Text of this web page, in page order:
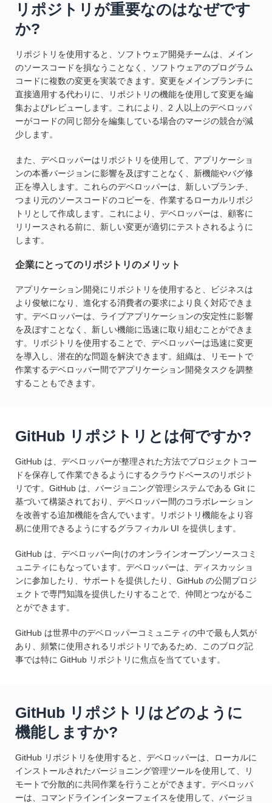
リポジトリが重要なのはなぜです
か?
リポジトリを使用すると、ソフトウェア開発チームは、メイン
のソースコードを損なうことなく、ソフトウェアのプログラム
コードに複数の変更を実装できます。変更をメインブランチに
直接適用する代わりに、リポジトリの機能を使用して変更を編
集およびレビューします。これにより、2 人以上のデベロッパ
ーがコードの同じ部分を編集している場合のマージの競合が減
少します。
また、デベロッパーはリポジトリを使用して、アプリケーショ
ンの本番バージョンに影響を及ぼすことなく、新機能やバグ修
正を導入します。これらのデベロッパーは、新しいブランチ、
つまり元のソースコードのコピーを、作業するローカルリポジ
トリとして作成します。これにより、デベロッパーは、顧客に
リリースされる前に、新しい変更が適切にテストされるように
します。
企業にとってのリポジトリのメリット
アプリケーション開発にリポジトリを使用すると、ビジネスは
より俊敏になり、進化する消費者の要求により良く対応できま
す。デベロッパーは、ライブアプリケーションの安定性に影響
を及ぼすことなく、新しい機能に迅速に取り組むことができま
す。リポジトリを使用することで、デベロッパーは迅速に変更
を導入し、潜在的な問題を解決できます。組織は、リモートで
作業するデベロッパー間でアプリケーション開発タスクを調整
することもできます。
GitHub リポジトリとは何ですか?
GitHub は、デベロッパーが整理された方法でプロジェクトコー
ドを保存して作業できるようにするクラウドベースのリポジト
リです。GitHub は、バージョニング管理システムである Git に
基づいて構築されており、デベロッパー間のコラボレーション
を改善する追加機能を含んでいます。リポジトリ機能をより容
易に使用できるようにするグラフィカル UI を提供します。
GitHub は、デベロッパー向けのオンラインオープンソースコミ
ュニティにもなっています。デベロッパーは、ディスカッショ
ンに参加したり、サポートを提供したり、GitHub の公開プロジ
ェクトで専門知識を提供したりすることで、仲間とつながるこ
とができます。
GitHub は世界中のデベロッパーコミュニティの中で最も人気が
あり、頻繁に使用されるリポジトリであるため、このブログ記
事では特に GitHub リポジトリに焦点を当てています。
GitHub リポジトリはどのように
機能しますか?
GitHub リポジトリを使用すると、デベロッパーは、ローカルに
インストールされたバージョニング管理ツールを使用して、リ
モートで分散的に共同作業を行うことができます。デベロッパ
ーは、コマンドラインインターフェイスを使用して、バージョ